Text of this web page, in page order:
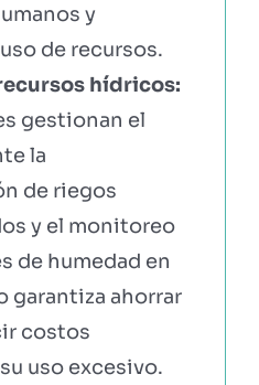
y
de recursos.
hídricos:
gestionan el
la
de riegos
y el monitoreo
de humedad en
garantiza ahorrar
costos
uso excesivo.